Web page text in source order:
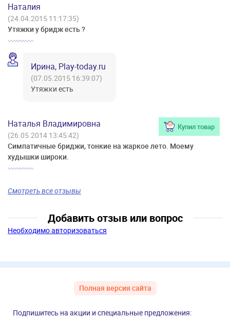
Наталия
(24.04.2015 11:17:35)
Утяжки у бридж есть ?
Ирина, Play-today.ru
(07.05.2015 16:39:07)
Утяжки есть
Наталья Владимировна Купил товар
(26.05.2014 13:45:42)
Симпатичные бриджи, тонкие на жаркое лето. Моему
худышки широки.
Смотреть все отзывы
Добавить отзыв или вопрос
Необходимо авторизоваться
Полная версия сайта
Подпишитесь на акции и специальные предложения: